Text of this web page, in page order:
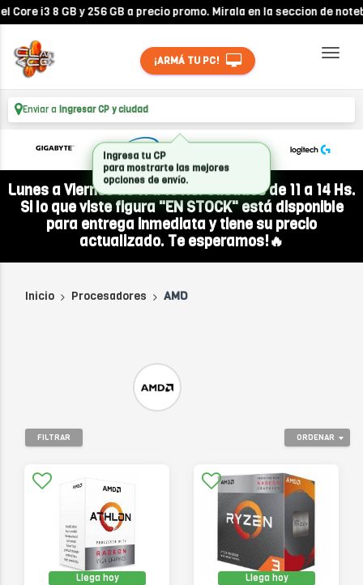
8 GB y 256 GB a precio promo. Mirala en la seccion de notebooks!
¡ARMÁ TU PC!
Enviar a Ingresar CP y ciudad
Lunes a Viernes de 11 a 19 Hs. Sábados de 11 a 14 Hs.
Si lo que viste figura "EN STOCK" está disponible
para entrega inmediata y tiene su precio
actualizado. Te esperamos!🔥
Inicio Procesadores AMD
ORDENAR
FILTRAR
Llega hoy Llega hoy